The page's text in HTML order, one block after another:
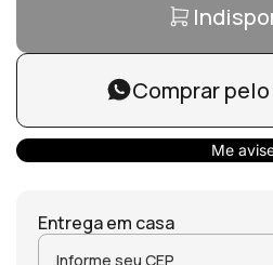
Comprar
Me
Entrega em casa